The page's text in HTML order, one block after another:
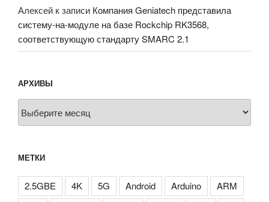
Алексей к записи Компания Geniatech представила
систему-на-модуле на базе Rockchip RK3568,
соответствующую стандарту SMARC 2.1
АРХИВЫ
МЕТКИ
2.5GBE 4K 5G Android Arduino
ARM